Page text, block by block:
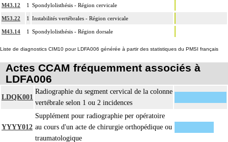
M43.12 1 Spondylolisthésis - Région cervicale
M53.22 1 Instabilités vertébrales - Région cervicale
M43.14 1 Spondylolisthésis - Région dorsale
Liste de diagnostics CIM10 pour LDFA006 générée à partir des statistiques du PMSI français
Actes CCAM fréquemment associés à
LDFA006
LDQK001
Radiographie du segment cervical de la colonne
vertébrale selon 1 ou 2 incidences
YYYY012
Supplément pour radiographie per opératoire
au cours d'un acte de chirurgie orthopédique ou
traumatologique